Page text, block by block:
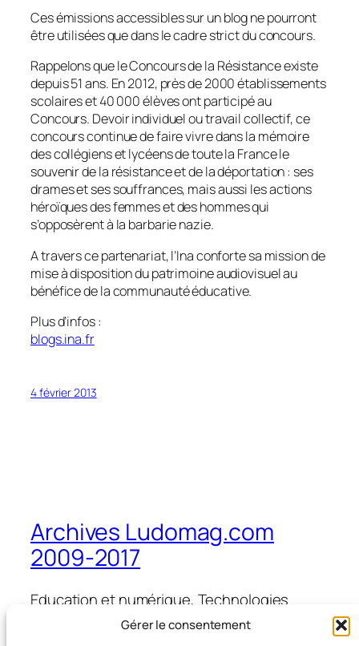
Gérer le consentement
Ces émissions accessibles sur un blog ne pourront
être utilisées que dans le cadre strict du concours.
Rappelons que le Concours de la Résistance existe
depuis 51 ans. En 2012, près de 2000 établissements
scolaires et 40 000 élèves ont participé au
Concours. Devoir individuel ou travail collectif, ce
concours continue de faire vivre dans la mémoire
des collégiens et lycéens de toute la France le
souvenir de la résistance et de la déportation : ses
drames et ses souffrances, mais aussi les actions
héroïques des femmes et des hommes qui
s’opposèrent à la barbarie nazie.
A travers ce partenariat, l’Ina conforte sa mission de
mise à disposition du patrimoine audiovisuel au
bénéfice de la communauté éducative.
Plus d’infos :
blogs.ina.fr
4 février 2013
Archives Ludomag.com
2009-2017
Education et numérique, Technologies
d'Apprentissage, e-learning, serious games,